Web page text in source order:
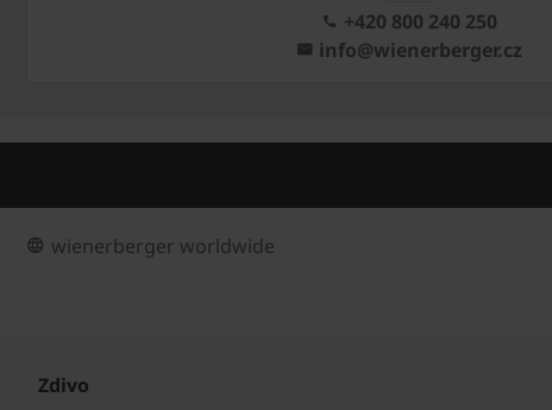
+420 800 240 250
info@wienerberger.cz
wienerberger worldwide
Zdivo